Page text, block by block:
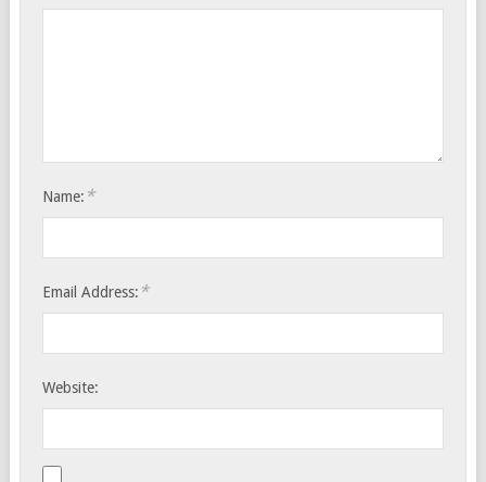
Name: *
Email Address: *
Website: